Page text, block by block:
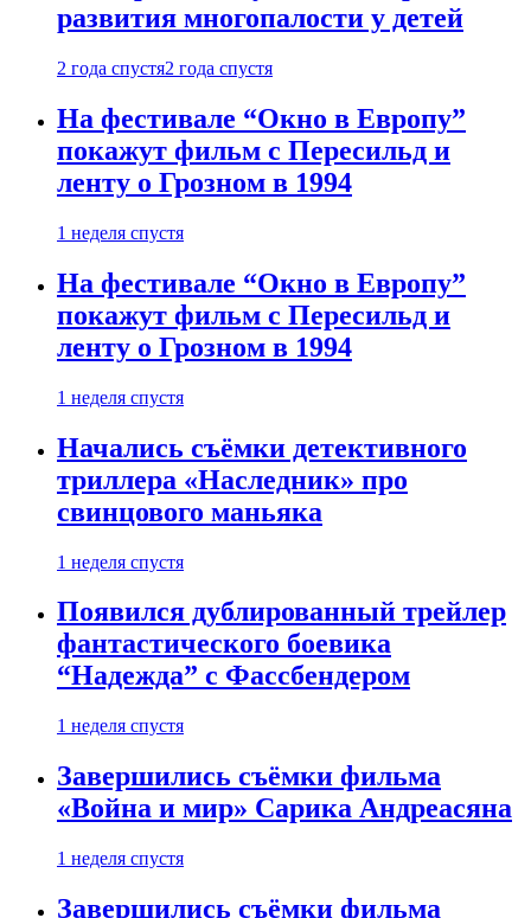
развития многопалости у детей
2 года спустя2 года спустя
На фестивале “Окно в Европу”
покажут фильм с Пересильд и
ленту о Грозном в 1994
1 неделя спустя
На фестивале “Окно в Европу”
покажут фильм с Пересильд и
ленту о Грозном в 1994
1 неделя спустя
Начались съёмки детективного
триллера «Наследник» про
свинцового маньяка
1 неделя спустя
Появился дублированный трейлер
фантастического боевика
“Надежда” с Фассбендером
1 неделя спустя
Завершились съёмки фильма
«Война и мир» Сарика Андреасяна
1 неделя спустя
Завершились съёмки фильма